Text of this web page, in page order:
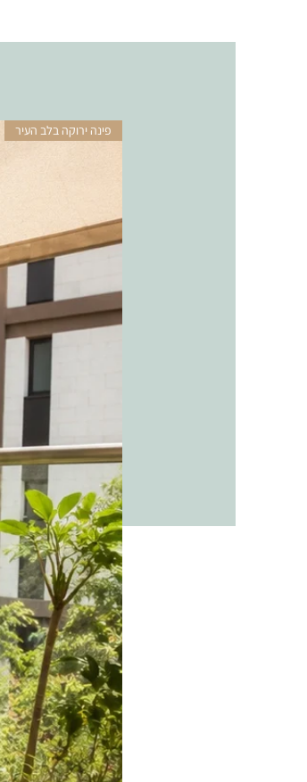
פינה ירוקה בלב העיר